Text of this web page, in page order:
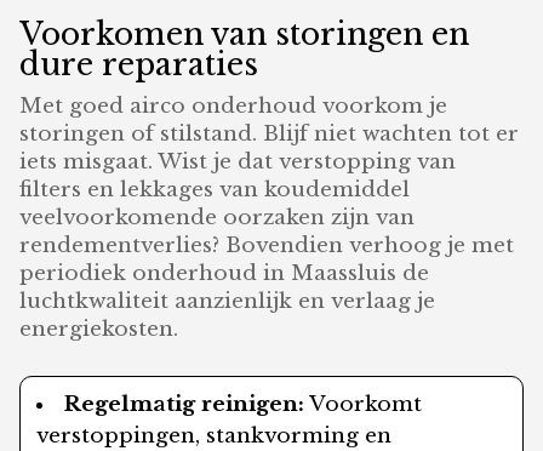
Voorkomen van storingen en
dure reparaties
Met goed airco onderhoud voorkom je
storingen of stilstand. Blijf niet wachten tot er
iets misgaat. Wist je dat verstopping van
filters en lekkages van koudemiddel
veelvoorkomende oorzaken zijn van
rendementverlies? Bovendien verhoog je met
periodiek onderhoud in Maassluis de
luchtkwaliteit aanzienlijk en verlaag je
energiekosten.
Regelmatig reinigen: Voorkomt
verstoppingen, stankvorming en